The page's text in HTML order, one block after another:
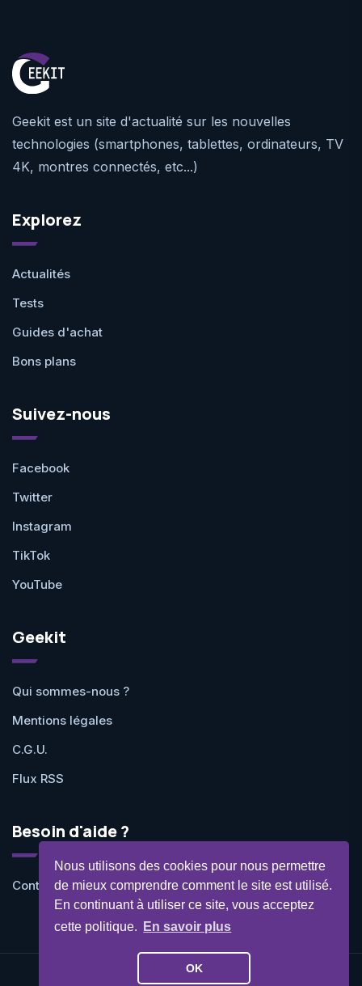
Nous utilisons des cookies pour nous permettre
de mieux comprendre comment le site est utilisé.
En continuant à utiliser ce site, vous acceptez
cette politique.
En savoir plus
OK
Geekit est un site d'actualité sur les nouvelles
technologies (smartphones, tablettes, ordinateurs, TV
4K, montres connectés, etc...)
Explorez
Actualités
Tests
Guides d'achat
Bons plans
Suivez-nous
Facebook
Twitter
Instagram
TikTok
YouTube
Geekit
Qui sommes-nous ?
Mentions légales
C.G.U.
Flux RSS
Besoin d'aide ?
Contactez-nous
©Geekit 2026 - Tous droits réservés